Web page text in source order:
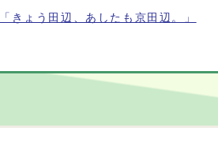
きょう田辺、あしたも京田辺。」